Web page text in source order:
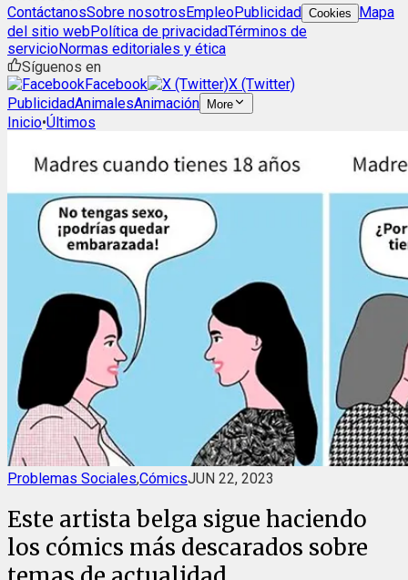
ContáctanosSobre nosotrosEmpleoPublicidad Cookies
Mapa
del sitio webPolítica de privacidadTérminos de
servicioNormas editoriales y ética
Síguenos en
Facebook
X (Twitter)
PublicidadAnimalesAnimación More
Inicio•Últimos
Problemas Sociales,CómicsJUN 22, 2023
Este artista belga sigue haciendo
los cómics más descarados sobre